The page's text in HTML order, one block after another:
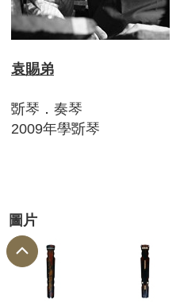
袁賜弟
斲琴．奏琴
2009年學斲琴
圖片